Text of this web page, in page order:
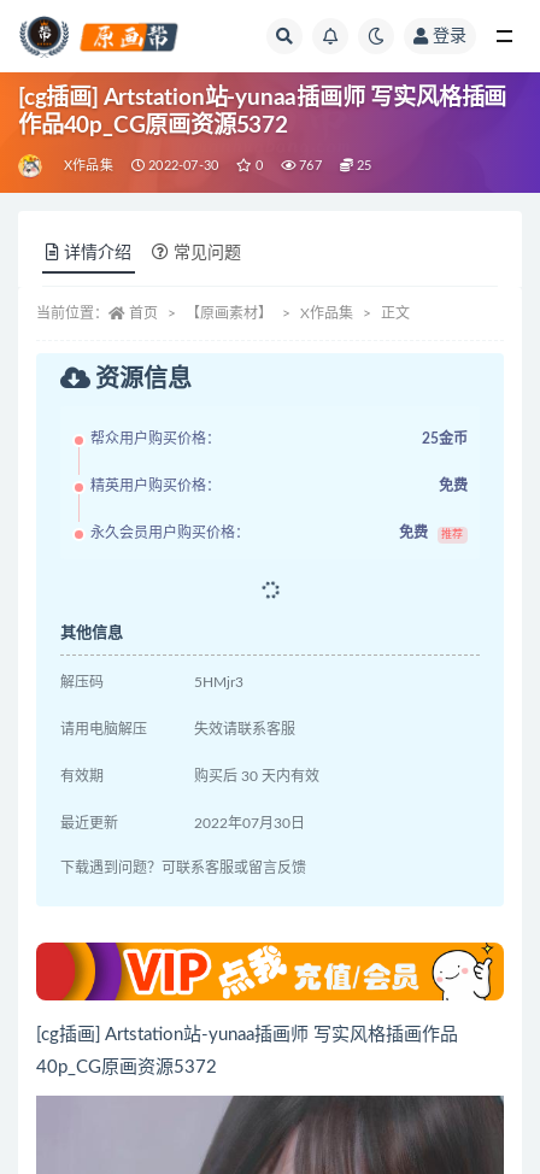
登录
[cg插画] Artstation站-yunaa插画师 写实风格插画
作品40p_CG原画资源5372
X作品集 2022-07-30 0 767 25
详情介绍 常见问题
当前位置： 首页 【原画素材】 X作品集 正文
资源信息
帮众用户购买价格： 25金币
精英用户购买价格： 免费
永久会员用户购买价格： 免费 推荐
其他信息
解压码 5HMjr3
请用电脑解压 失效请联系客服
有效期 购买后 30 天内有效
最近更新 2022年07月30日
下载遇到问题？可联系客服或留言反馈
[cg插画] Artstation站-yunaa插画师 写实风格插画作品
40p_CG原画资源5372